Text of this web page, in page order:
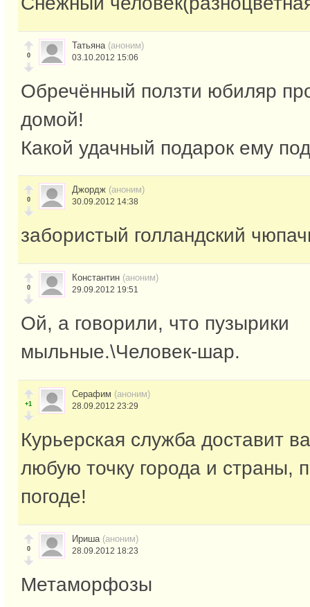
0
Татьяна (аноним)
03.10.2012 15:06
Обречённый ползти юбиляр
домой!
Какой удачный подарок ему
0
Джордж (аноним)
30.09.2012 14:38
забористый голландский
0
Константин (аноним)
29.09.2012 19:51
Ой, а говорили, что пузырики
мыльные.\Человек-шар.
+1
Серафим (аноним)
28.09.2012 23:29
Курьерская служба доставит
любую точку города и страны,
погоде!
0
Ириша (аноним)
28.09.2012 18:23
Метаморфозы